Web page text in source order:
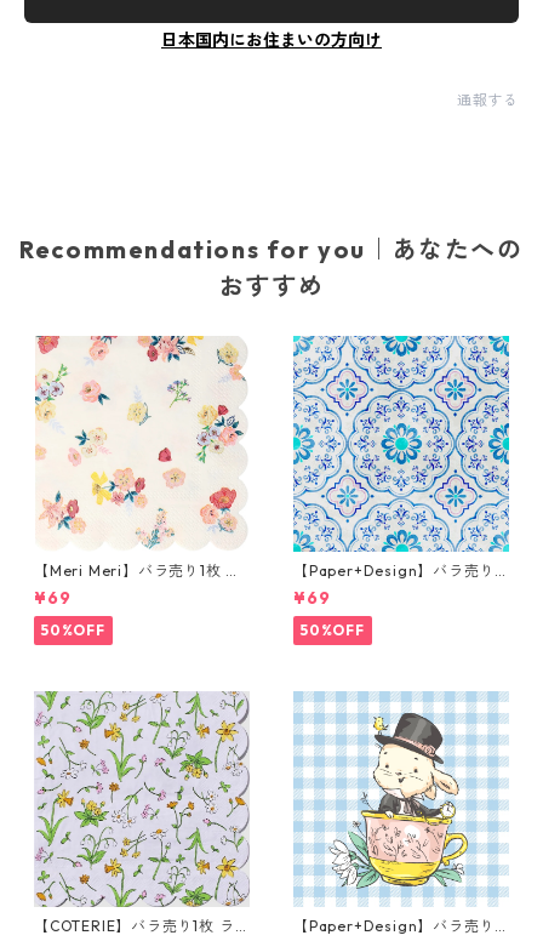
日本国内にお住まいの方向け
通報する
Recommendations for you｜あなたへの
おすすめ
【Meri Meri】バラ売り1枚 カ
クテルサイズ ペーパーナプキ
ン English Garden ホワイトx
ピンクxイエロー
¥69
50%OFF
【Paper+Design】バラ売り2
枚 ランチサイズ ペーパーナプ
キン Boho mosaic ブルー
¥69
50%OFF
【COTERIE】バラ売り1枚 ラ
【Paper+Design】バラ売り2